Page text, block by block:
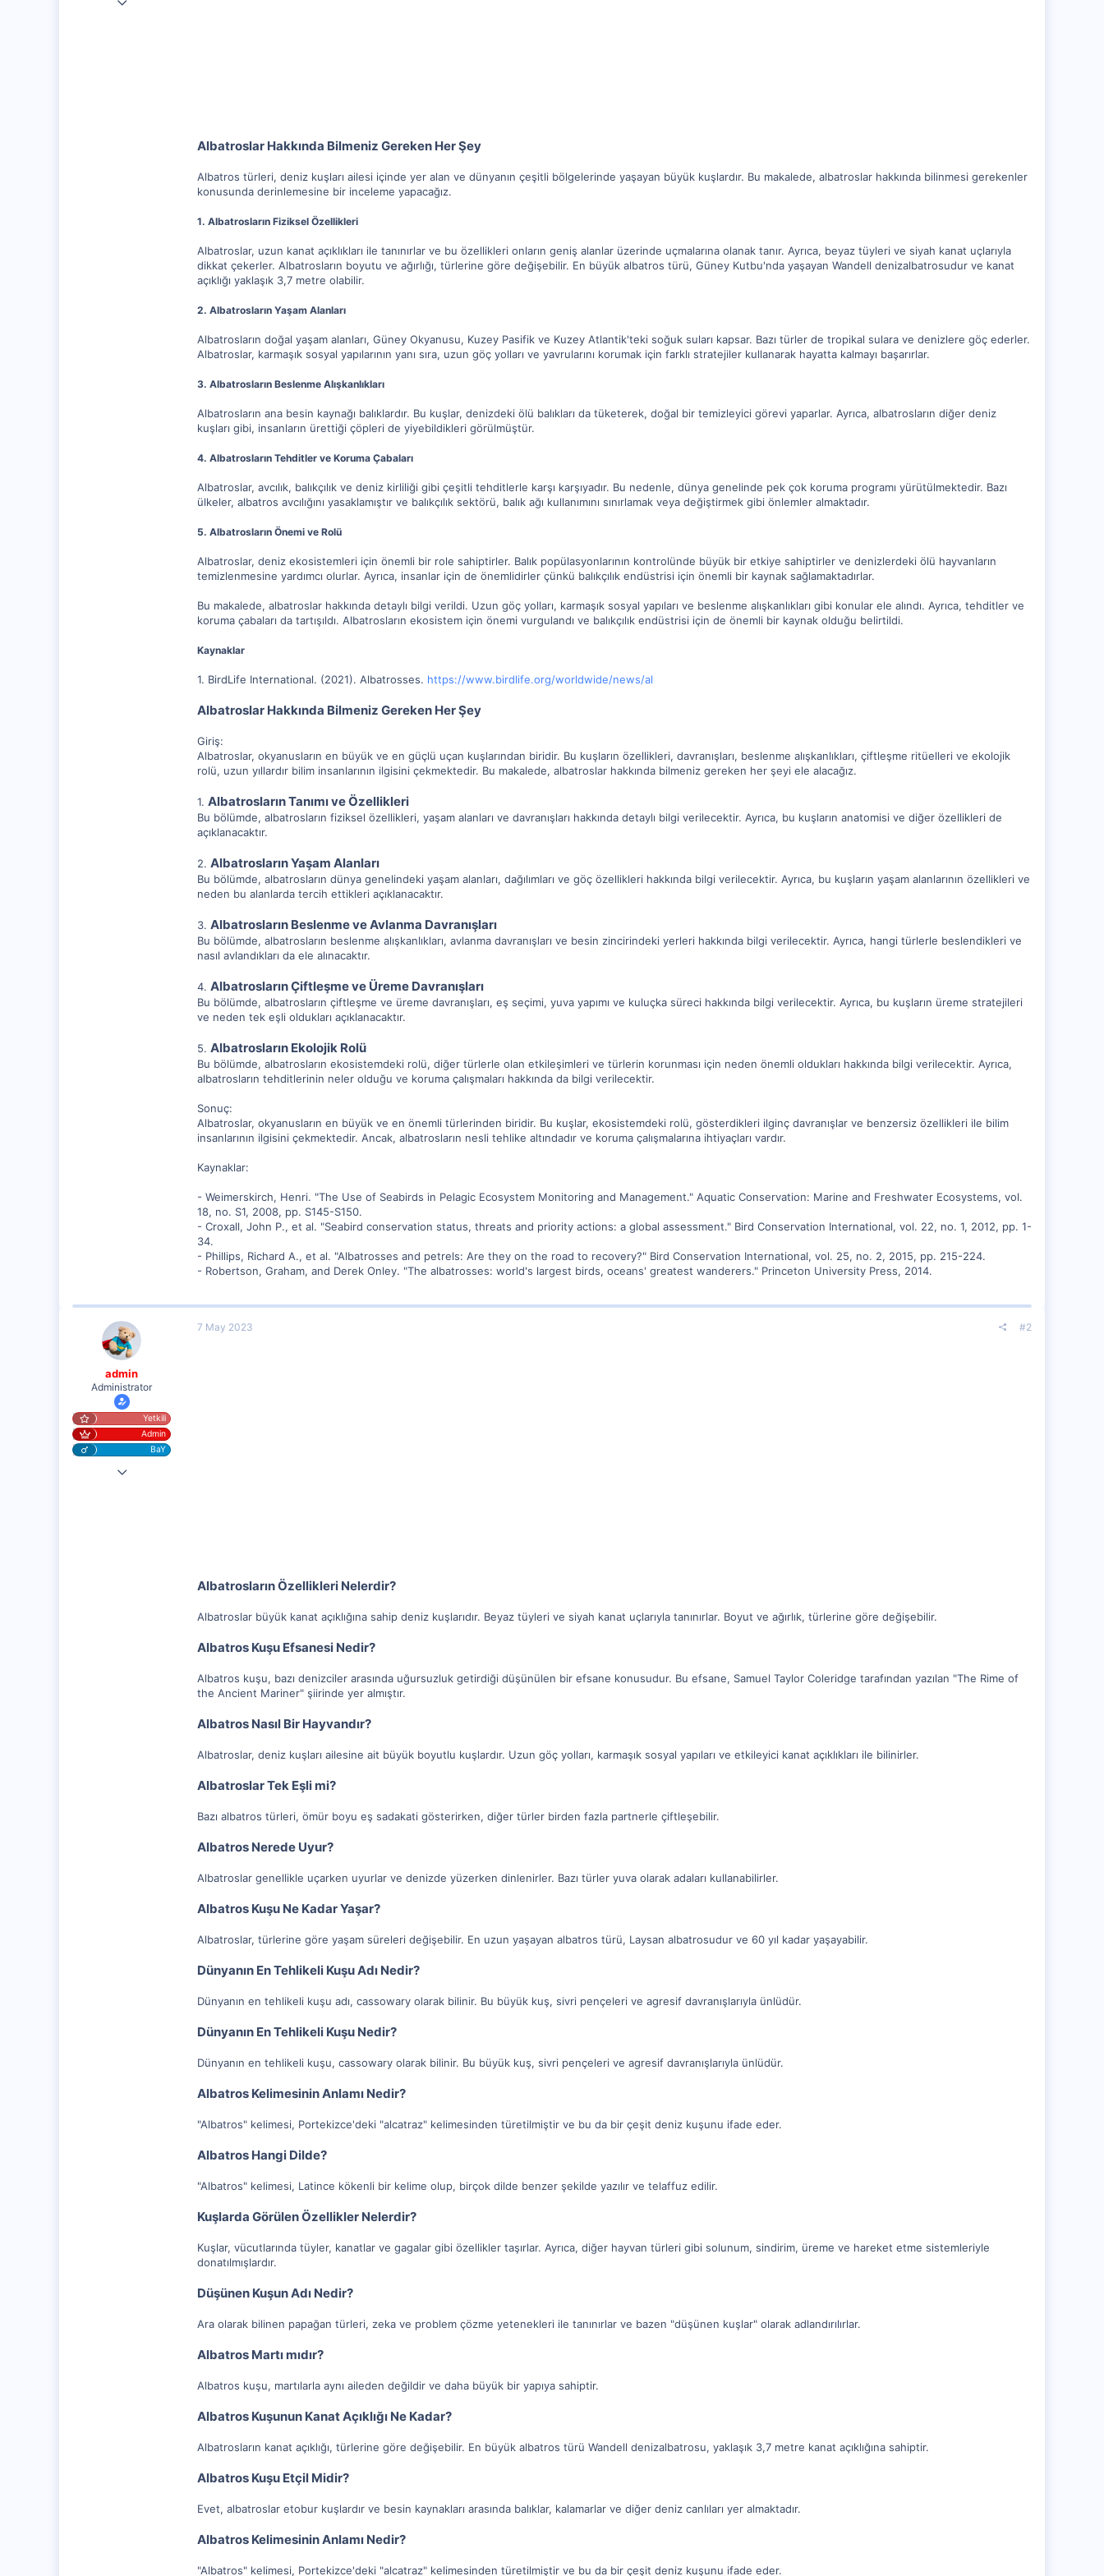
Albatroslar Hakkında Bilmeniz Gereken Her Şey
Albatros türleri, deniz kuşları ailesi içinde yer alan ve dünyanın çeşitli bölgelerinde yaşayan büyük kuşlardır. Bu makalede, albatroslar hakkında bilinmesi gerekenler
konusunda derinlemesine bir inceleme yapacağız.
1. Albatrosların Fiziksel Özellikleri
Albatroslar, uzun kanat açıklıkları ile tanınırlar ve bu özellikleri onların geniş alanlar üzerinde uçmalarına olanak tanır. Ayrıca, beyaz tüyleri ve siyah kanat uçlarıyla
dikkat çekerler. Albatrosların boyutu ve ağırlığı, türlerine göre değişebilir. En büyük albatros türü, Güney Kutbu'nda yaşayan Wandell denizalbatrosudur ve kanat
açıklığı yaklaşık 3,7 metre olabilir.
2. Albatrosların Yaşam Alanları
Albatrosların doğal yaşam alanları, Güney Okyanusu, Kuzey Pasifik ve Kuzey Atlantik'teki soğuk suları kapsar. Bazı türler de tropikal sulara ve denizlere göç ederler.
Albatroslar, karmaşık sosyal yapılarının yanı sıra, uzun göç yolları ve yavrularını korumak için farklı stratejiler kullanarak hayatta kalmayı başarırlar.
3. Albatrosların Beslenme Alışkanlıkları
Albatrosların ana besin kaynağı balıklardır. Bu kuşlar, denizdeki ölü balıkları da tüketerek, doğal bir temizleyici görevi yaparlar. Ayrıca, albatrosların diğer deniz
kuşları gibi, insanların ürettiği çöpleri de yiyebildikleri görülmüştür.
4. Albatrosların Tehditler ve Koruma Çabaları
Albatroslar, avcılık, balıkçılık ve deniz kirliliği gibi çeşitli tehditlerle karşı karşıyadır. Bu nedenle, dünya genelinde pek çok koruma programı yürütülmektedir. Bazı
ülkeler, albatros avcılığını yasaklamıştır ve balıkçılık sektörü, balık ağı kullanımını sınırlamak veya değiştirmek gibi önlemler almaktadır.
5. Albatrosların Önemi ve Rolü
Albatroslar, deniz ekosistemleri için önemli bir role sahiptirler. Balık popülasyonlarının kontrolünde büyük bir etkiye sahiptirler ve denizlerdeki ölü hayvanların
temizlenmesine yardımcı olurlar. Ayrıca, insanlar için de önemlidirler çünkü balıkçılık endüstrisi için önemli bir kaynak sağlamaktadırlar.
Bu makalede, albatroslar hakkında detaylı bilgi verildi. Uzun göç yolları, karmaşık sosyal yapıları ve beslenme alışkanlıkları gibi konular ele alındı. Ayrıca, tehditler ve
koruma çabaları da tartışıldı. Albatrosların ekosistem için önemi vurgulandı ve balıkçılık endüstrisi için de önemli bir kaynak olduğu belirtildi.
Kaynaklar
1. BirdLife International. (2021). Albatrosses. https://www.birdlife.org/worldwide/news/al
Albatroslar Hakkında Bilmeniz Gereken Her Şey
Giriş:
Albatroslar, okyanusların en büyük ve en güçlü uçan kuşlarından biridir. Bu kuşların özellikleri, davranışları, beslenme alışkanlıkları, çiftleşme ritüelleri ve ekolojik
rolü, uzun yıllardır bilim insanlarının ilgisini çekmektedir. Bu makalede, albatroslar hakkında bilmeniz gereken her şeyi ele alacağız.
1. Albatrosların Tanımı ve Özellikleri
Bu bölümde, albatrosların fiziksel özellikleri, yaşam alanları ve davranışları hakkında detaylı bilgi verilecektir. Ayrıca, bu kuşların anatomisi ve diğer özellikleri de
açıklanacaktır.
2. Albatrosların Yaşam Alanları
Bu bölümde, albatrosların dünya genelindeki yaşam alanları, dağılımları ve göç özellikleri hakkında bilgi verilecektir. Ayrıca, bu kuşların yaşam alanlarının özellikleri ve
neden bu alanlarda tercih ettikleri açıklanacaktır.
3. Albatrosların Beslenme ve Avlanma Davranışları
Bu bölümde, albatrosların beslenme alışkanlıkları, avlanma davranışları ve besin zincirindeki yerleri hakkında bilgi verilecektir. Ayrıca, hangi türlerle beslendikleri ve
nasıl avlandıkları da ele alınacaktır.
4. Albatrosların Çiftleşme ve Üreme Davranışları
Bu bölümde, albatrosların çiftleşme ve üreme davranışları, eş seçimi, yuva yapımı ve kuluçka süreci hakkında bilgi verilecektir. Ayrıca, bu kuşların üreme stratejileri
ve neden tek eşli oldukları açıklanacaktır.
5. Albatrosların Ekolojik Rolü
Bu bölümde, albatrosların ekosistemdeki rolü, diğer türlerle olan etkileşimleri ve türlerin korunması için neden önemli oldukları hakkında bilgi verilecektir. Ayrıca,
albatrosların tehditlerinin neler olduğu ve koruma çalışmaları hakkında da bilgi verilecektir.
Sonuç:
Albatroslar, okyanusların en büyük ve en önemli türlerinden biridir. Bu kuşlar, ekosistemdeki rolü, gösterdikleri ilginç davranışlar ve benzersiz özellikleri ile bilim
insanlarının ilgisini çekmektedir. Ancak, albatrosların nesli tehlike altındadır ve koruma çalışmalarına ihtiyaçları vardır.
Kaynaklar:
- Weimerskirch, Henri. "The Use of Seabirds in Pelagic Ecosystem Monitoring and Management." Aquatic Conservation: Marine and Freshwater Ecosystems, vol.
18, no. S1, 2008, pp. S145-S150.
- Croxall, John P., et al. "Seabird conservation status, threats and priority actions: a global assessment." Bird Conservation International, vol. 22, no. 1, 2012, pp. 1-
34.
- Phillips, Richard A., et al. "Albatrosses and petrels: Are they on the road to recovery?" Bird Conservation International, vol. 25, no. 2, 2015, pp. 215-224.
- Robertson, Graham, and Derek Onley. "The albatrosses: world's largest birds, oceans' greatest wanderers." Princeton University Press, 2014.
admin
Administrator
Yetkili
Admin
BaY
25 Eyl 2020
7 May 2023 #2
Albatrosların Özellikleri Nelerdir?
Albatroslar büyük kanat açıklığına sahip deniz kuşlarıdır. Beyaz tüyleri ve siyah kanat uçlarıyla tanınırlar. Boyut ve ağırlık, türlerine göre değişebilir.
Albatros Kuşu Efsanesi Nedir?
Albatros kuşu, bazı denizciler arasında uğursuzluk getirdiği düşünülen bir efsane konusudur. Bu efsane, Samuel Taylor Coleridge tarafından yazılan "The Rime of
the Ancient Mariner" şiirinde yer almıştır.
Albatros Nasıl Bir Hayvandır?
Albatroslar, deniz kuşları ailesine ait büyük boyutlu kuşlardır. Uzun göç yolları, karmaşık sosyal yapıları ve etkileyici kanat açıklıkları ile bilinirler.
Albatroslar Tek Eşli mi?
Bazı albatros türleri, ömür boyu eş sadakati gösterirken, diğer türler birden fazla partnerle çiftleşebilir.
Albatros Nerede Uyur?
Albatroslar genellikle uçarken uyurlar ve denizde yüzerken dinlenirler. Bazı türler yuva olarak adaları kullanabilirler.
Albatros Kuşu Ne Kadar Yaşar?
Albatroslar, türlerine göre yaşam süreleri değişebilir. En uzun yaşayan albatros türü, Laysan albatrosudur ve 60 yıl kadar yaşayabilir.
Dünyanın En Tehlikeli Kuşu Adı Nedir?
Dünyanın en tehlikeli kuşu adı, cassowary olarak bilinir. Bu büyük kuş, sivri pençeleri ve agresif davranışlarıyla ünlüdür.
Dünyanın En Tehlikeli Kuşu Nedir?
Dünyanın en tehlikeli kuşu, cassowary olarak bilinir. Bu büyük kuş, sivri pençeleri ve agresif davranışlarıyla ünlüdür.
Albatros Kelimesinin Anlamı Nedir?
"Albatros" kelimesi, Portekizce'deki "alcatraz" kelimesinden türetilmiştir ve bu da bir çeşit deniz kuşunu ifade eder.
Albatros Hangi Dilde?
"Albatros" kelimesi, Latince kökenli bir kelime olup, birçok dilde benzer şekilde yazılır ve telaffuz edilir.
Kuşlarda Görülen Özellikler Nelerdir?
Kuşlar, vücutlarında tüyler, kanatlar ve gagalar gibi özellikler taşırlar. Ayrıca, diğer hayvan türleri gibi solunum, sindirim, üreme ve hareket etme sistemleriyle
donatılmışlardır.
Düşünen Kuşun Adı Nedir?
Ara olarak bilinen papağan türleri, zeka ve problem çözme yetenekleri ile tanınırlar ve bazen "düşünen kuşlar" olarak adlandırılırlar.
Albatros Martı mıdır?
Albatros kuşu, martılarla aynı aileden değildir ve daha büyük bir yapıya sahiptir.
Albatros Kuşunun Kanat Açıklığı Ne Kadar?
Albatrosların kanat açıklığı, türlerine göre değişebilir. En büyük albatros türü Wandell denizalbatrosu, yaklaşık 3,7 metre kanat açıklığına sahiptir.
Albatros Kuşu Etçil Midir?
Evet, albatroslar etobur kuşlardır ve besin kaynakları arasında balıklar, kalamarlar ve diğer deniz canlıları yer almaktadır.
Albatros Kelimesinin Anlamı Nedir?
"Albatros" kelimesi, Portekizce'deki "alcatraz" kelimesinden türetilmiştir ve bu da bir çeşit deniz kuşunu ifade eder.